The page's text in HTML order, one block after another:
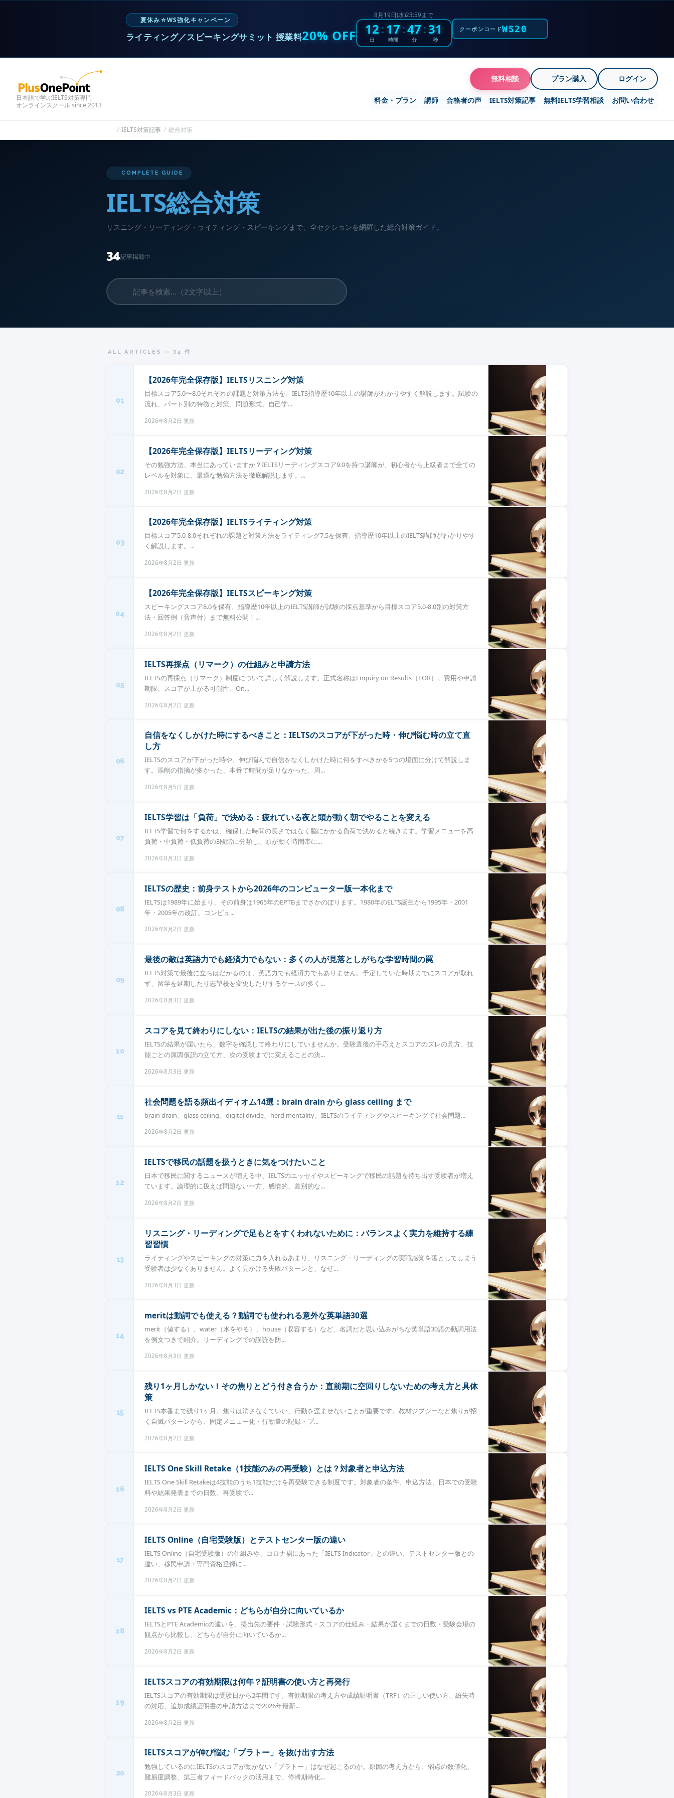
夏休み☆WS強化キャンペーン
ライティング／スピーキングサミット 授業料20% OFF
8月19日(水)23:59まで
12
日
: 17
時間
:47
分
:30
秒
クーポンコードWS20
日本語で学ぶIELTS対策専門
オンラインスクール since 2013
無料相談 プラン購入 ログイン
料金・プラン 講師 合格者の声 IELTS対策記事 無料IELTS学習相談 お問い合わせ
IELTS対策記事 総合対策
COMPLETE GUIDE
IELTS総合対策
リスニング・リーディング・ライティング・スピーキングまで、全セクションを網羅した総合対策ガイド。
34記事掲載中
ALL ARTICLES — 34 件
01
【2026年完全保存版】IELTSリスニング対策
目標スコア5.0〜8.0それぞれの課題と対策方法を、IELTS指導歴10年以上の講師がわかりやすく解説します。試験の
流れ、パート別の特徴と対策、問題形式、自己学...
2026年8月2日 更新
02
【2026年完全保存版】IELTSリーディング対策
その勉強方法、本当にあっていますか？IELTSリーディングスコア9.0を持つ講師が、初心者から上級者まで全ての
レベルを対象に、最適な勉強方法を徹底解説します。...
2026年8月2日 更新
03
【2026年完全保存版】IELTSライティング対策
目標スコア5.0-8.0それぞれの課題と対策方法をライティング7.5を保有、指導歴10年以上のIELTS講師がわかりやす
く解説します。...
2026年8月2日 更新
04
【2026年完全保存版】IELTSスピーキング対策
スピーキングスコア8.0を保有、指導歴10年以上のIELTS講師が試験の採点基準から目標スコア5.0-8.0別の対策方
法・回答例（音声付）まで無料公開！...
2026年8月2日 更新
05
IELTS再採点（リマーク）の仕組みと申請方法
IELTSの再採点（リマーク）制度について詳しく解説します。正式名称はEnquiry on Results（EOR）。費用や申請
期限、スコアが上がる可能性、On...
2026年8月2日 更新
06
自信をなくしかけた時にするべきこと：IELTSのスコアが下がった時・伸び悩む時の立て直
し方
IELTSのスコアが下がった時や、伸び悩んで自信をなくしかけた時に何をすべきかを5つの場面に分けて解説しま
す。添削の指摘が多かった、本番で時間が足りなかった、周...
2026年8月5日 更新
07
IELTS学習は「負荷」で決める：疲れている夜と頭が動く朝でやることを変える
IELTS学習で何をするかは、確保した時間の長さではなく脳にかかる負荷で決めると続きます。学習メニューを高
負荷・中負荷・低負荷の3段階に分類し、頭が動く時間帯に...
2026年8月3日 更新
08
IELTSの歴史：前身テストから2026年のコンピューター版一本化まで
IELTSは1989年に始まり、その前身は1965年のEPTBまでさかのぼります。1980年のELTS誕生から1995年・2001
年・2005年の改訂、コンピュ...
2026年8月2日 更新
09
最後の敵は英語力でも経済力でもない：多くの人が見落としがちな学習時間の罠
IELTS対策で最後に立ちはだかるのは、英語力でも経済力でもありません。予定していた時期までにスコアが取れ
ず、留学を延期したり志望校を変更したりするケースの多く...
2026年8月3日 更新
10
スコアを見て終わりにしない：IELTSの結果が出た後の振り返り方
IELTSの結果が届いたら、数字を確認して終わりにしていませんか。受験直後の手応えとスコアのズレの見方、技
能ごとの原因仮説の立て方、次の受験までに変えることの決...
2026年8月3日 更新
11
社会問題を語る頻出イディオム14選：brain drain から glass ceiling まで
brain drain、glass ceiling、digital divide、herd mentality。IELTSのライティングやスピーキングで社会問題...
2026年8月2日 更新
12
IELTSで移民の話題を扱うときに気をつけたいこと
日本で移民に関するニュースが増える中、IELTSのエッセイやスピーキングで移民の話題を持ち出す受験者が増え
ています。論理的に扱えば問題ない一方、感情的、差別的な...
2026年8月2日 更新
13
リスニング・リーディングで足もとをすくわれないために：バランスよく実力を維持する練
習習慣
ライティングやスピーキングの対策に力を入れるあまり、リスニング・リーディングの実戦感覚を落としてしまう
受験者は少なくありません。よく見かける失敗パターンと、なぜ...
2026年8月3日 更新
14
meritは動詞でも使える？動詞でも使われる意外な英単語30選
merit（値する）、water（水をやる）、house（収容する）など、名詞だと思い込みがちな英単語30語の動詞用法
を例文つきで紹介。リーディングでの誤読を防...
2026年8月3日 更新
15
残り1ヶ月しかない！その焦りとどう付き合うか：直前期に空回りしないための考え方と具体
策
IELTS本番まで残り1ヶ月。焦りは消さなくていい、行動を歪ませないことが重要です。教材ジプシーなど焦りが招
く自滅パターンから、固定メニュー化・行動量の記録・プ...
2026年8月2日 更新
16
IELTS One Skill Retake（1技能のみの再受験）とは？対象者と申込方法
IELTS One Skill Retakeは4技能のうち1技能だけを再受験できる制度です。対象者の条件、申込方法、日本での受験
料や結果発表までの日数、再受験で...
2026年8月2日 更新
17
IELTS Online（自宅受験版）とテストセンター版の違い
IELTS Online（自宅受験版）の仕組みや、コロナ禍にあった「IELTS Indicator」との違い、テストセンター版との
違い、移民申請・専門資格登録に...
2026年8月2日 更新
18
IELTS vs PTE Academic：どちらが自分に向いているか
IELTSとPTE Academicの違いを、提出先の要件・試験形式・スコアの仕組み・結果が届くまでの日数・受験会場の
観点から比較し、どちらが自分に向いているか...
2026年8月2日 更新
19
IELTSスコアの有効期限は何年？証明書の使い方と再発行
IELTSスコアの有効期限は受験日から2年間です。有効期限の考え方や成績証明書（TRF）の正しい使い方、紛失時
の対応、追加成績証明書の申請方法まで2026年最新...
2026年8月2日 更新
20
IELTSスコアが伸び悩む「プラトー」を抜け出す方法
勉強しているのにIELTSのスコアが動かない「プラトー」はなぜ起こるのか。原因の考え方から、弱点の数値化、
難易度調整、第三者フィードバックの活用まで、停滞期特化...
2026年8月3日 更新